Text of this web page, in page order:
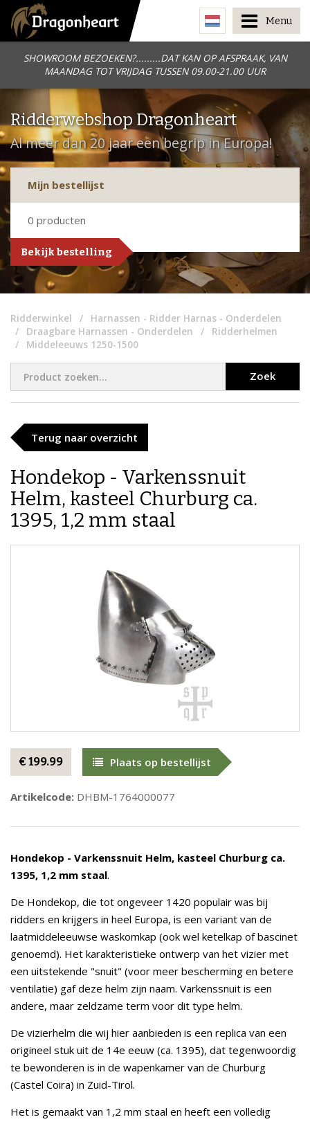
SHOWROOM BEZOEKEN?.........DAT KAN OP AFSPRAAK, VAN
MAANDAG TOT VRIJDAG TUSSEN 09.00-21.00 UUR
Menu
Ridderwebshop Dragonheart
Al meer dan 20 jaar een begrip in Europa!
Mijn bestellijst
0 producten
Bekijk bestelling
Ridderwinkel
Harnassen - Ridder Harnas - Onderdelen
Draagbare Harnassen - Onderdelen
Ridderhelmen
Middeleeuws 1250-1500
Zoek
Terug naar overzicht
Hondekop - Varkenssnuit
Helm, kasteel Churburg ca.
1395, 1,2 mm staal
€ 199.99 Plaats op bestellijst
Artikelcode: DHBM-1764000077
Hondekop - Varkenssnuit Helm, kasteel Churburg ca.
1395, 1,2 mm staal.
De Hondekop, die tot ongeveer 1420 populair was bij
ridders en krijgers in heel Europa, is een variant van de
laatmiddeleeuwse waskomkap (ook wel ketelkap of bascinet
genoemd). Het karakteristieke ontwerp van het vizier met
een uitstekende "snuit" (voor meer bescherming en betere
ventilatie) gaf deze helm zijn naam. Varkenssnuit is een
andere, maar zeldzame term voor dit type helm.
De vizierhelm die wij hier aanbieden is een replica van een
origineel stuk uit de 14e eeuw (ca. 1395), dat tegenwoordig
te bewonderen is in de wapenkamer van de Churburg
(Castel Coira) in Zuid-Tirol.
Het is gemaakt van 1,2 mm staal en heeft een volledig